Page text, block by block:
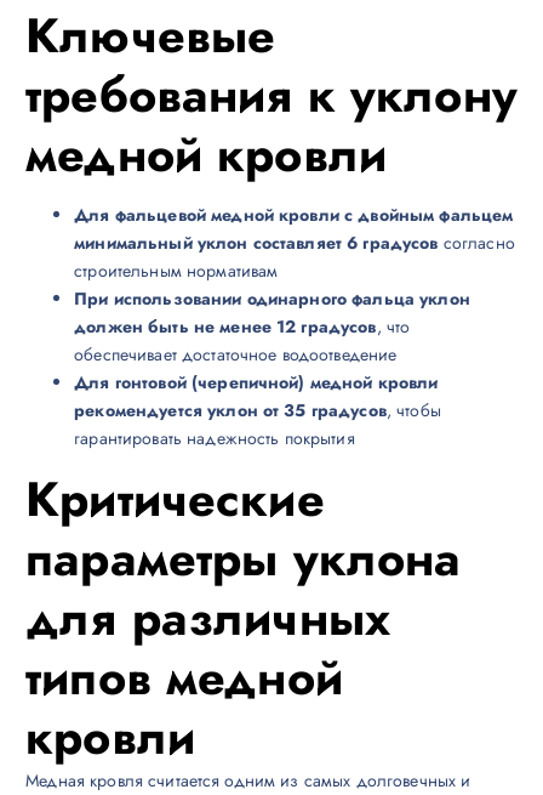
Ключевые
требования к уклону
медной кровли
Для фальцевой медной кровли с двойным фальцем
минимальный уклон составляет 6 градусов согласно
строительным нормативам
При использовании одинарного фальца уклон
должен быть не менее 12 градусов, что
обеспечивает достаточное водоотведение
Для гонтовой (черепичной) медной кровли
рекомендуется уклон от 35 градусов, чтобы
гарантировать надежность покрытия
Критические
параметры уклона
для различных
типов медной
кровли
Медная кровля считается одним из самых долговечных и